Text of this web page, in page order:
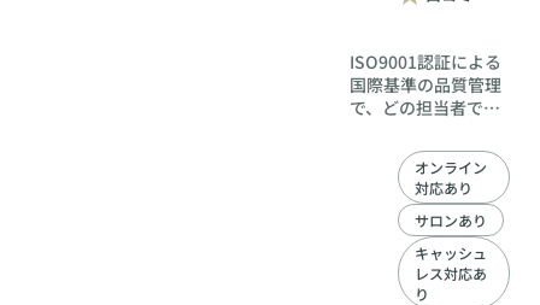
ISO9001認証による
国際基準の品質管理
で、どの担当者でも
サポート。結婚相談
所フィオーレ新宿店
なら、初めての方も
安心して婚活に集中
できます。
オンライン
対応あり
サロンあり
キャッシュ
レス対応あ
り